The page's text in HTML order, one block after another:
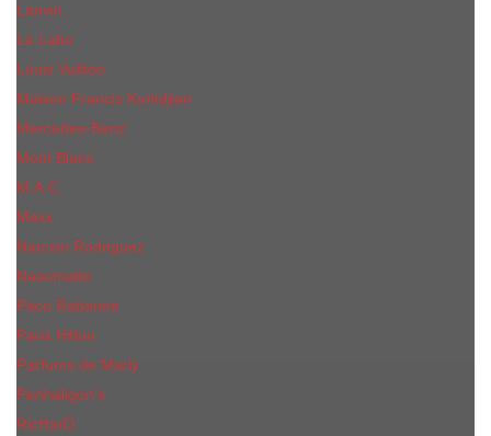
Lanvin
Le Labo
Louis Vuitton
Maison Francis Kurkdjian
Mercedes-Benz
Mont Blanc
M.А.C.
Mexx
Narciso Rodriguez
Nasomatto
Paco Rabanne
Paris Hilton
Parfums de Marly
Penhaligon​'s
RicHarD